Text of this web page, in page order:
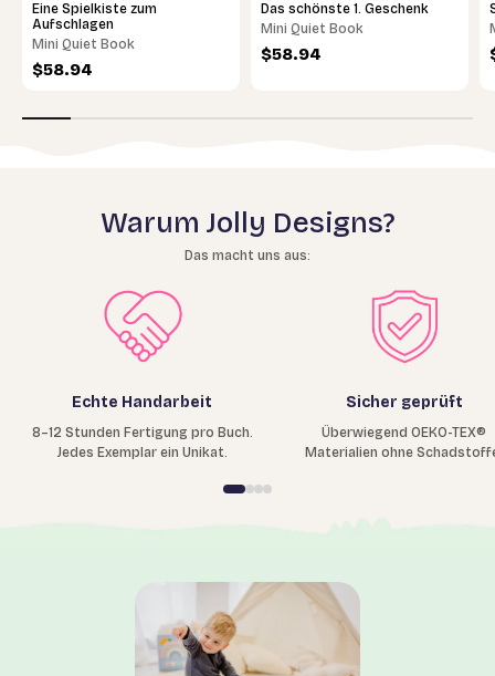
Eine Spielkiste zum
Aufschlagen
Mini Quiet Book
Angebot
$58.94
Das schönste 1. Geschenk
Mini Quiet Book
Angebot
$58.94
Warum Jolly Designs?
Das macht uns aus:
Echte Handarbeit
8–12 Stunden Fertigung pro Buch.
Jedes Exemplar ein Unikat.
Sicher geprüft
Überwiegend OEKO-TEX®
Materialien ohne